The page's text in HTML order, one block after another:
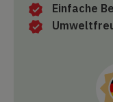
Einfache